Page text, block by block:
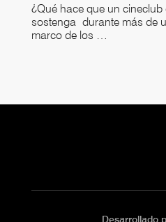
¿Qué hace que un
sostenga durante más de
marco de los …
Desarrollado